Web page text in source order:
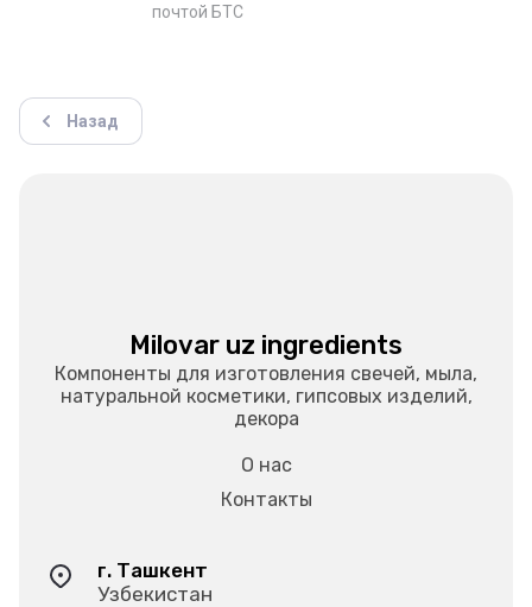
почтой БТС
Назад
Milovar uz ingredients
Компоненты для изготовления свечей, мыла,
натуральной косметики, гипсовых изделий,
декора
О нас
Контакты
г. Ташкент
Узбекистан